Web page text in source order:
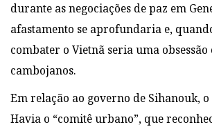
durante as negociações de paz em
afastamento se aprofundaria e,
combater o Vietnã seria uma
cambojanos.
Em relação ao governo de Sihanouk, o
Havia o “comitê urbano”, que